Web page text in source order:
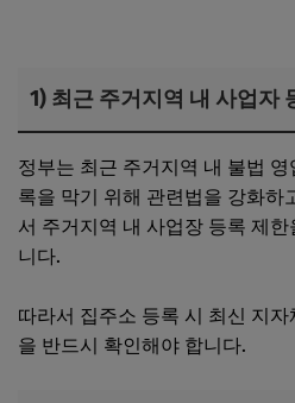
1) 최근 주거지역 내 사업자
정부는 최근 주거지역 내 불법
록을 막기 위해 관련법을 강화하
서 주거지역 내 사업장 등록 제
니다.
따라서 집주소 등록 시 최신 지
을 반드시 확인해야 합니다.